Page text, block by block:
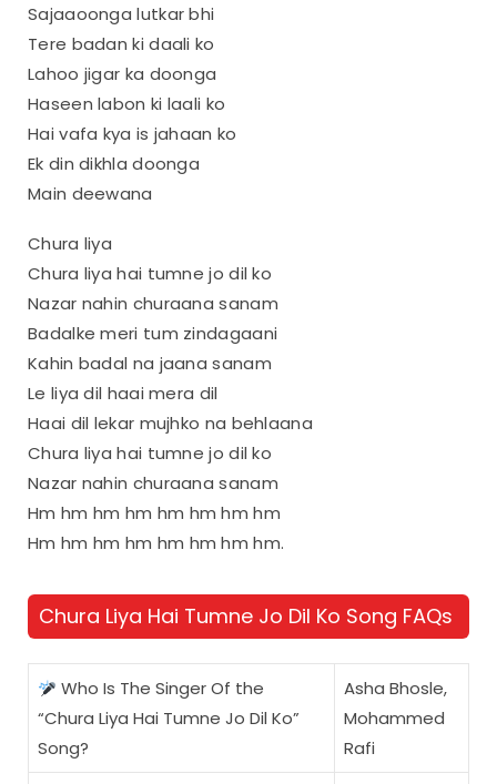
Sajaaoonga lutkar bhi
Tere badan ki daali ko
Lahoo jigar ka doonga
Haseen labon ki laali ko
Hai vafa kya is jahaan ko
Ek din dikhla doonga
Main deewana
Chura liya
Chura liya hai tumne jo dil ko
Nazar nahin churaana sanam
Badalke meri tum zindagaani
Kahin badal na jaana sanam
Le liya dil haai mera dil
Haai dil lekar mujhko na behlaana
Chura liya hai tumne jo dil ko
Nazar nahin churaana sanam
Hm hm hm hm hm hm hm hm
Hm hm hm hm hm hm hm hm.
Chura Liya Hai Tumne Jo Dil Ko Song FAQs
Who Is The Singer Of the
“Chura Liya Hai Tumne Jo Dil Ko”
Song?
Asha Bhosle,
Mohammed
Rafi